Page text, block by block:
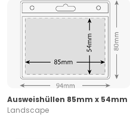
Ausweishüllen 85mm x 54mm
Landscape